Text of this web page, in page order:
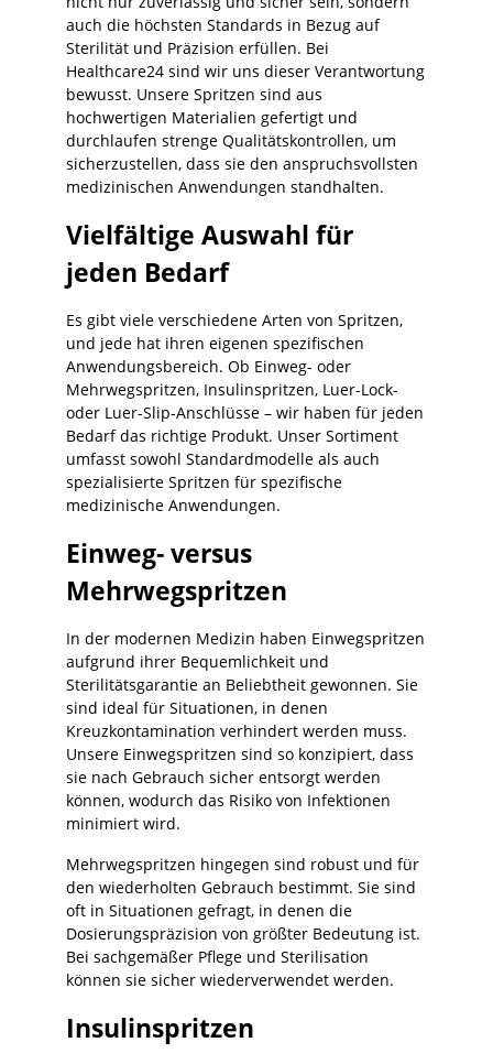
reproduzierbare TherapieabläufeIdeal für
SOP-Standardisierung in OP, ICU,
Aufwachraum und NotaufnahmePlanbare
Materiallogistik durch klare
Referenz/ArtikeldefinitionQualität und
Systemkompetenz von B. Braun (Original
Perfusor®) Technische Daten Produkt:
Original Perfusor® SpritzeVolumen: 50
mlReferenz: 8728810FHersteller: B.
BraunAnwendung:
TherapieHinweis: Details zu Luer-
Anschluss, Skalierung, Material, Sterilität,
Latex-/DEHP-Status, Kompatibilitätslisten
artikel-/variantenspezifisch und im Shop
ausgewiesen. Einsatzbereiche Anästhesie,
OP und AufwachraumIntensivstation (ICU),
Intermediate CareNotaufnahme, Akut- und
Schockraum
(einrichtungsabhängig)Schmerztherapie,
Palliativ- und Sedierungsprotokolle
(prozessabhängig)Stationen/Tageskliniken
mit pumpengestützter Medikamentengabe
Sichern Sie Ihre Perfusorprozesse mit einer
passenden Original-Komponente: Bestellen
50 ml (Ref. 8728810F) und setzen Sie auf
prozesssichere Standardisierung,
zuverlässige Pumpenkompatibilität und
Einrichtung.
effizient organisieren: vorbereiten,
verbinden, entlüften, starten – mit
möglichst wenig Variabilität zwischen
unterschiedlichen Teams und Schichten.
Für Einrichtungen bietet die B. Braun
Perfusor Leitung Typ L zudem Vorteile in
der Logistik: klare Artikeldefinition,
planbare Bevorratung und ein konsistentes
Systemumfeld. Damit eignet sich die
Leitung für alle Bereiche, in denen
werden und Materialstandardisierung ein
Qualitäts- und Effizienzfaktor ist.
Produktvorteile Für
entwickelt – workflow-tauglich im
AlltagUnterstützt standardisierte
Leitungskonfigurationen (SOPs,
Perfusorwagen)Zuverlässige Anschlusslogik
für reproduzierbare Handgriffe im
TeamIdeal für kontinuierliche
Medikamentengabe in OP, ICU,
Aufwachraum & NotaufnahmeUnterstützt
Materialstandardisierung und planbare
StationslogistikQualität und
Systemkompetenz von B. Braun Technische
LHersteller: B. BraunProdukttyp:
Perfusorleitung / Verlängerungsleitung für
pumpengestützte ApplikationAnwendung:
Perfusor- und Spritzenpumpentherapie
(gemäß Indikation/Hausstandard)Hinweis:
Details zu Länge, Innenvolumen, Material,
Anschluss-/Konnektortyp (z. B. Luer-Lock),
Filter-/Ventilausstattung, Latex-/DEHP-
Status, Sterilität und Verpackungseinheit
sind varianten-/artikelabhängig und im
Shop ausgewiesen. Einsatzbereiche
Anästhesie, OP,
AufwachraumIntensivstation (ICU),
IMCNotaufnahme, Akut- und Schockraum
(einrichtungsabhängig)Schmerztherapie,
(prozessabhängig)Stationen/Tageskliniken
mit pumpengestützter Medikamentengabe
Stellen Sie Ihre Perfusor-Therapien
prozesssicher auf: Bestellen Sie die B.
Braun Perfusor Leitung Typ L und
profitieren Sie von standardisierter
Leitungskonfiguration, zuverlässigem
für den täglichen Einsatz in Praxis und
auch die höchsten Standards in Bezug auf
Sterilität und Präzision erfüllen. Bei
Healthcare24 sind wir uns dieser Verantwortung
bewusst. Unsere Spritzen sind aus
hochwertigen Materialien gefertigt und
durchlaufen strenge Qualitätskontrollen, um
sicherzustellen, dass sie den anspruchsvollsten
medizinischen Anwendungen standhalten.
Vielfältige Auswahl für
jeden Bedarf
Es gibt viele verschiedene Arten von Spritzen,
und jede hat ihren eigenen spezifischen
Anwendungsbereich. Ob Einweg- oder
Mehrwegspritzen, Insulinspritzen, Luer-Lock-
oder Luer-Slip-Anschlüsse – wir haben für jeden
Bedarf das richtige Produkt. Unser Sortiment
umfasst sowohl Standardmodelle als auch
spezialisierte Spritzen für spezifische
medizinische Anwendungen.
Einweg- versus
Mehrwegspritzen
In der modernen Medizin haben Einwegspritzen
aufgrund ihrer Bequemlichkeit und
Sterilitätsgarantie an Beliebtheit gewonnen. Sie
sind ideal für Situationen, in denen
Kreuzkontamination verhindert werden muss.
Unsere Einwegspritzen sind so konzipiert, dass
sie nach Gebrauch sicher entsorgt werden
können, wodurch das Risiko von Infektionen
minimiert wird.
Mehrwegspritzen hingegen sind robust und für
den wiederholten Gebrauch bestimmt. Sie sind
oft in Situationen gefragt, in denen die
Dosierungspräzision von größter Bedeutung ist.
Bei sachgemäßer Pflege und Sterilisation
können sie sicher wiederverwendet werden.
Insulinspritzen